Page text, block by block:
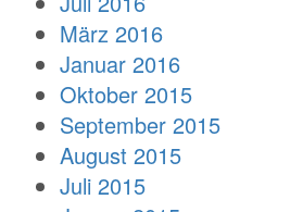
März 2016
Januar 2016
Oktober 2015
September 2015
August 2015
Juli 2015